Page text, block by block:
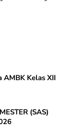
AMBK Kelas XII
(SAS)